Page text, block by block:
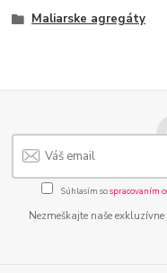
Maliarske agregáty
Súhlasím sospracovaním
Nezmeškajte naše